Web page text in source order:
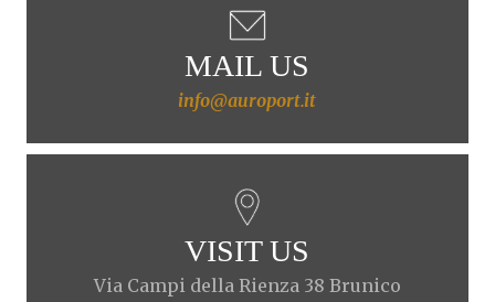
MAIL US
info@auroport.it
VISIT US
Via Campi della Rienza 38 Brunico